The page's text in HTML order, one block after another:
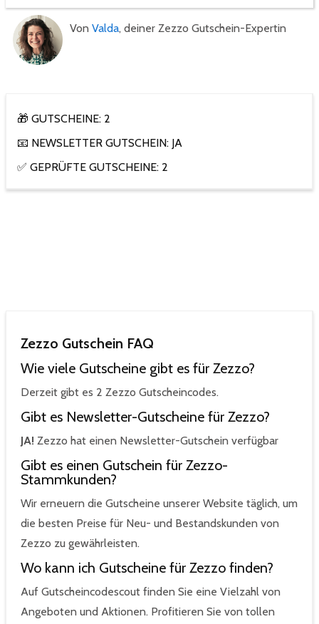
Von Valda, deiner Zezzo Gutschein-Expertin
🎁 GUTSCHEINE: 2
📧 NEWSLETTER GUTSCHEIN: JA
✅ GEPRÜFTE GUTSCHEINE: 2
Zezzo Gutschein FAQ
Wie viele Gutscheine gibt es für Zezzo?
Derzeit gibt es 2 Zezzo Gutscheincodes.
Gibt es Newsletter-Gutscheine für Zezzo?
JA! Zezzo hat einen Newsletter-Gutschein verfügbar
Gibt es einen Gutschein für Zezzo-
Stammkunden?
Wir erneuern die Gutscheine unserer Website täglich, um
die besten Preise für Neu- und Bestandskunden von
Zezzo zu gewährleisten.
Wo kann ich Gutscheine für Zezzo finden?
Auf Gutscheincodescout finden Sie eine Vielzahl von
Angeboten und Aktionen. Profitieren Sie von tollen